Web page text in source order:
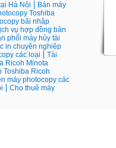
Hà Nội
Bán máy
Toshiba
bãi nhập
vụ hợp đồng bản
phối máy hủy tài
in chuyên nghiệp
các loại
Tài
Ricoh Minota
Toshiba Ricoh
máy photocopy các
Cho thuê máy